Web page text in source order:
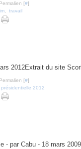
[#]
, travail
Extrait du site
[#]
présidentielle 2012